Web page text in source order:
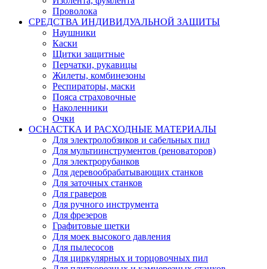
Проволока
СРЕДСТВА ИНДИВИДУАЛЬНОЙ ЗАЩИТЫ
Наушники
Каски
Щитки защитные
Перчатки, рукавицы
Жилеты, комбинезоны
Респираторы, маски
Пояса страховочные
Наколенники
Очки
ОСНАСТКА И РАСХОДНЫЕ МАТЕРИАЛЫ
Для электролобзиков и сабельных пил
Для мультиинструментов (реноваторов)
Для электрорубанков
Для деревообрабатывающих станков
Для заточных станков
Для граверов
Для ручного инструмента
Для фрезеров
Графитовые щетки
Для моек высокого давления
Для пылесосов
Для циркулярных и торцовочных пил